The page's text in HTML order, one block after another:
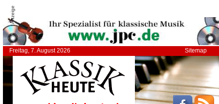
Anzeige
Freitag, 7. August 2026 Sitemap